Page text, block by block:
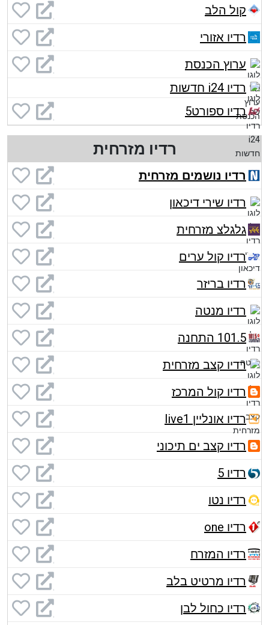
קול הלב
רדיו אזורי
ערוץ הכנסת
רדיו i24 חדשות
רדיו ספורט5
רדיו מזרחית
רדיו נושמים מזרחית
רדיו שירי דיכאון
גלגלצ מזרחית
רדיו קול ערים
רדיו בריזר
רדיו מנטה
101.5 התחנה
רדיו קצב מזרחית
רדיו קול המרכז
רדיו אונליין live1
רדיו קצב ים תיכוני
רדיו 5
רדיו נטו
רדיו one
רדיו המזרח
רדיו מרטיט בלב
רדיו כחול לבן